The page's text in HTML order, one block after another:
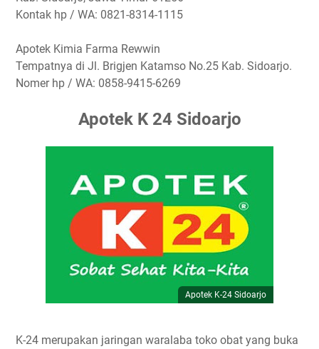
Kontak hp / WA: 0821-8314-1115
Apotek Kimia Farma Rewwin
Tempatnya di Jl. Brigjen Katamso No.25 Kab. Sidoarjo.
Nomer hp / WA: 0858-9415-6269
Apotek K 24 Sidoarjo
Apotek K-24 Sidoarjo
K-24 merupakan jaringan waralaba toko obat yang buka